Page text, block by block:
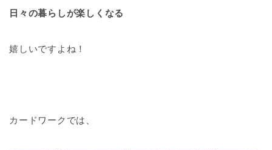
日々の暮らしが楽しくなる
嬉しいですよね！
カードワークでは、